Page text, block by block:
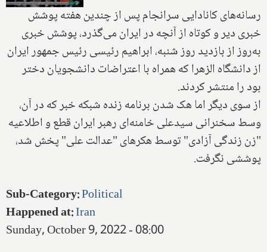
رسانه‌های کانادایی سرانجام پس از چندین هفته پوشش
خبری دیر و کوتاه از آنچه در ایران می‌گذرد، پوشش خبری
به‌روز از بازدید روز شنبه، ‌ابراهیم رئیسی رئیس جمهور ایران
از دانشگاه الزهرا که همراه با اعتراضات دانشجویان دختر
بود را منتشر کردند.
از سوی دیگر اما هک شدن برنامه زنده شبکه خبر که در آن،
وسط سخنرانی سیدعلی خامنه‌ای رهبر ایران قطع و اطلاعیه
"زن زندگی آزادی" توسط هکرهای "عدالت علی" پخش شد،
پوششی نگرفت.
Sub-Category:Political
Happened at:Iran
Sunday, October 9, 2022 - 08:00